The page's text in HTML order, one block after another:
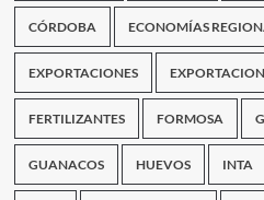
CÓRDOBA ECONOMÍAS
EXPORTACIONES
FERTILIZANTES FORMOSA
GUANACOS HUEVOS INTA